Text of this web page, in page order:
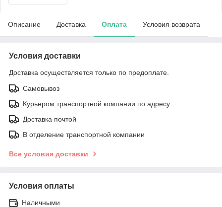
Описание Доставка Оплата Условия возврата
Условия доставки
Доставка осуществляется только по предоплате.
Самовывоз
Курьером транспортной компании по адресу
Доставка почтой
В отделение транспортной компании
Все условия доставки
Условия оплаты
Наличными